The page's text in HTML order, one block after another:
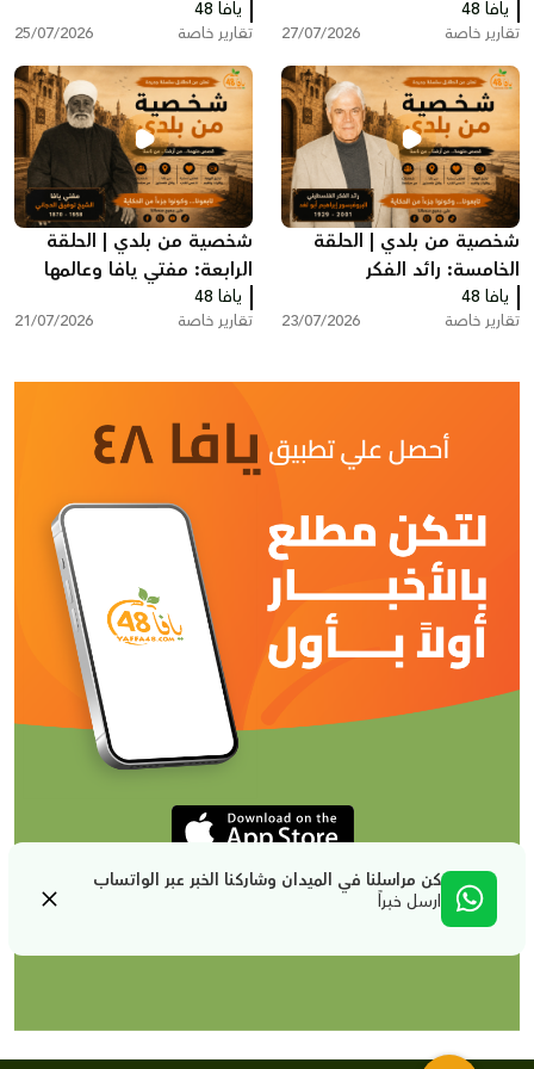
كن مراسلنا في الميدان وشاركنا الخبر عبر الواتساب
ارسل خبراً
اليافاوي شفيق الحوت
يافا 48
تقارير خاصة 27/07/2026
هشام شرابي
يافا 48
تقارير خاصة 25/07/2026
شخصية من بلدي | الحلقة
الخامسة: رائد الفكر
الفلسطيني البروفيسور
إبراهيم أبو لغد
يافا 48
تقارير خاصة 23/07/2026
شخصية من بلدي | الحلقة
الرابعة: مفتي يافا وعالمها
الشيخ توفيق عبد الله
الدجاني
يافا 48
تقارير خاصة 21/07/2026